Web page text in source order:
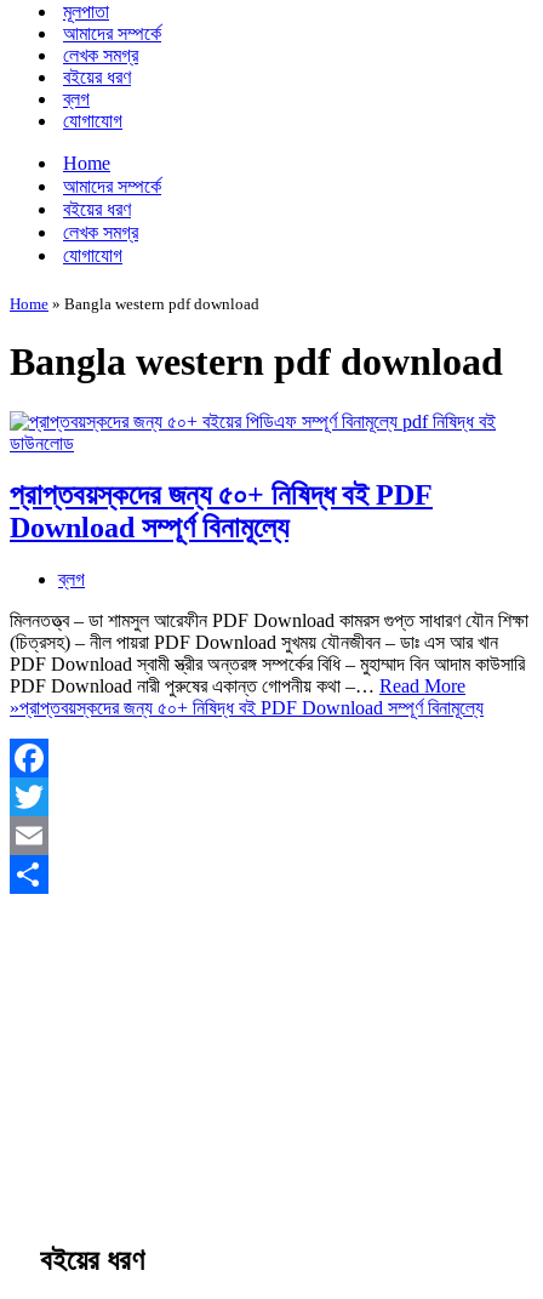
মূলপাতা
আমাদের সম্পর্কে
লেখক সমগ্র
বইয়ের ধরণ
ব্লগ
যোগাযোগ
Home
আমাদের সম্পর্কে
বইয়ের ধরণ
লেখক সমগ্র
যোগাযোগ
Home » Bangla western pdf download
Bangla western pdf download
প্রাপ্তবয়স্কদের জন্য ৫০+ নিষিদ্ধ বই PDF
Download সম্পূর্ণ বিনামূল্যে
ব্লগ
মিলনতত্ত্ব – ডা শামসুল আরেফীন PDF Download কামরস গুপ্ত সাধারণ যৌন শিক্ষা
(চিত্রসহ) – নীল পায়রা PDF Download সুখময় যৌনজীবন – ডাঃ এস আর খান
PDF Download স্বামী স্ত্রীর অন্তরঙ্গ সম্পর্কের বিধি – মুহাম্মাদ বিন আদাম কাউসারি
PDF Download নারী পুরুষের একান্ত গোপনীয় কথা –… Read More
»প্রাপ্তবয়স্কদের জন্য ৫০+ নিষিদ্ধ বই PDF Download সম্পূর্ণ বিনামূল্যে
Facebook
Twitter
Email
বইয়ের ধরণ